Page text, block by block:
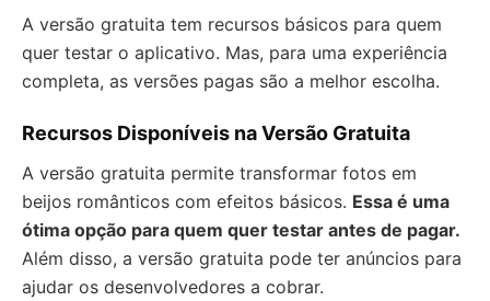
A versão gratuita tem recursos básicos para quem
quer testar o aplicativo. Mas, para uma experiência
completa, as versões pagas são a melhor escolha.
Recursos Disponíveis na Versão Gratuita
A versão gratuita permite transformar fotos em
beijos românticos com efeitos básicos. Essa é uma
ótima opção para quem quer testar antes de pagar.
Além disso, a versão gratuita pode ter anúncios para
ajudar os desenvolvedores a cobrar.